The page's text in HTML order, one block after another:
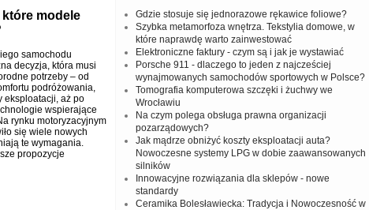
modele
samochodu
decyzja, która musi
potrzeby – od
podróżowania,
eksploatacji, aż po
wspierające
rynku motoryzacyjnym
się wiele nowych
te wymagania.
propozycje
Gdzie stosuje się jednorazowe rękawice foliowe?
Szybka metamorfoza wnętrza. Tekstylia domowe, w
które naprawdę warto zainwestować
Elektroniczne faktury - czym są i jak je wystawiać
Porsche 911 - dlaczego to jeden z najcześciej
wynajmowanych samochodów sportowych w Polsce?
Tomografia komputerowa szczęki i żuchwy we
Wrocławiu
Na czym polega obsługa prawna organizacji
pozarządowych?
Jak mądrze obniżyć koszty eksploatacji auta?
Nowoczesne systemy LPG w dobie zaawansowanych
silników
Innowacyjne rozwiązania dla sklepów - nowe
standardy
Ceramika Bolesławiecka: Tradycja i Nowoczesność w